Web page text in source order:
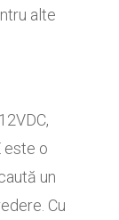
alte
este o
un
Cu